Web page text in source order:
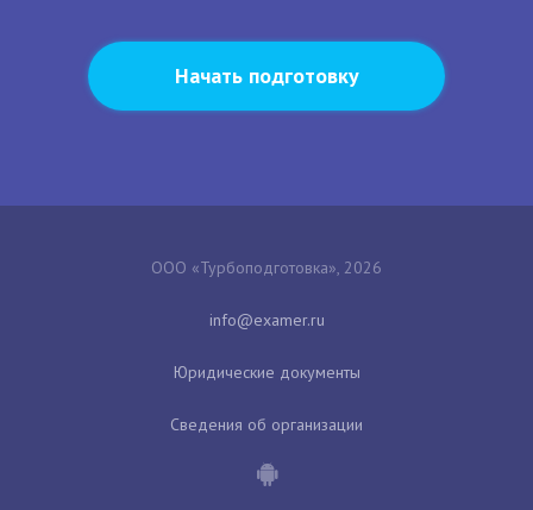
Начать подготовку
ООО «Турбоподготовка», 2026
Юридические документы
Сведения об организации